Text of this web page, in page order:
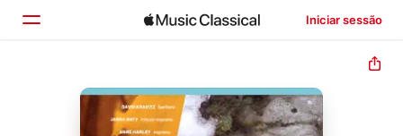
Iniciar sessão
Início
Explorar